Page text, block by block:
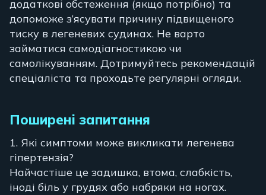
додаткові обстеження (якщо потрібно) та
допоможе з’ясувати причину підвищеного
тиску в легеневих судинах. Не варто
займатися самодіагностикою чи
самолікуванням. Дотримуйтесь рекомендацій
спеціаліста та проходьте регулярні огляди.
Поширені запитання
1. Які симптоми може викликати легенева
гіпертензія?
Найчастіше це задишка, втома, слабкість,
іноді біль у грудях або набряки на ногах.